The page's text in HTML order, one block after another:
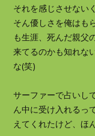
それを感じさせない
そん優しさを俺はも
も生涯、死んだ親父
来てるのかも知れな
な(笑)
サーファーで占いし
ん中に受け入れるっ
えてくれたけど、ほ